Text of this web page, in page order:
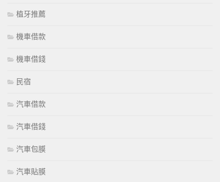
植牙推薦
機車借款
機車借錢
民宿
汽車借款
汽車借錢
汽車包膜
汽車貼膜